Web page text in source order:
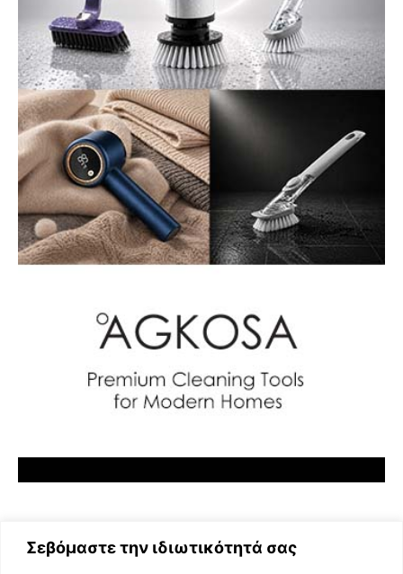
Σεβόμαστε την ιδιωτικότητά σας